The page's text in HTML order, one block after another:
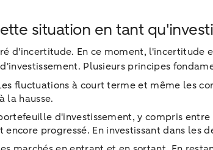
situation en tant
d'incertitude. En ce moment, l'incertitude
Plusieurs principes
fluctuations à court terme et même les
la hausse.
d'investissement, y compris
encore progressé. En investissant dans